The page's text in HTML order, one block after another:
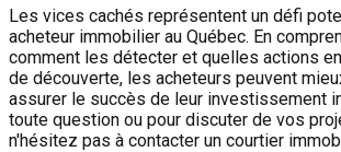
Les vices cachés représentent un défi
acheteur immobilier au Québec. En
comment les détecter et quelles actions
de découverte, les acheteurs peuvent
assurer le succès de leur investissement
toute question ou pour discuter de vos
n'hésitez pas à contacter un courtier